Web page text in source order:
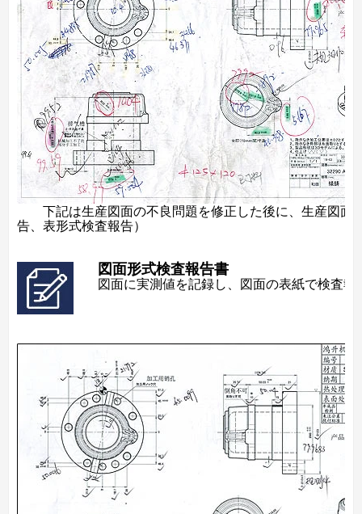
下記は生産図面の不良問題を修正した後に、生産図
告、表形式検査報告）
図面形式検査報告書
図面に実測値を記録し、図面の表紙で検査